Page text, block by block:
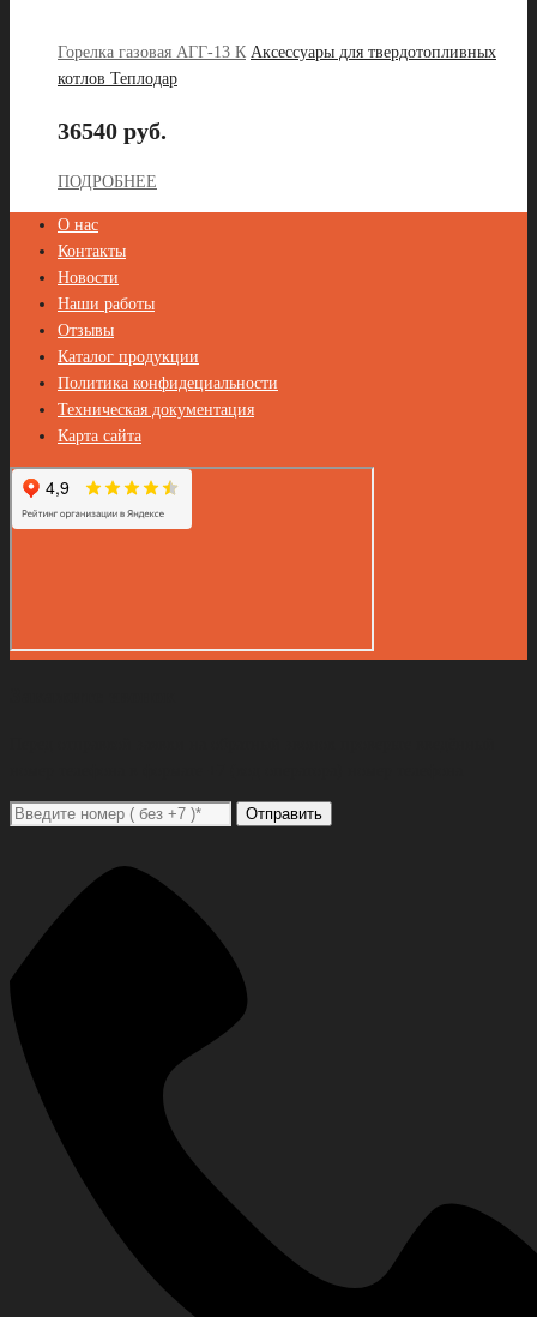
Горелка газовая АГГ-13 К Аксессуары для твердотопливных
котлов Теплодар
36540 руб.
ПОДРОБНЕЕ
О нас
Контакты
Новости
Наши работы
Отзывы
Каталог продукции
Политика конфидециальности
Техническая документация
Карта сайта
Отправить